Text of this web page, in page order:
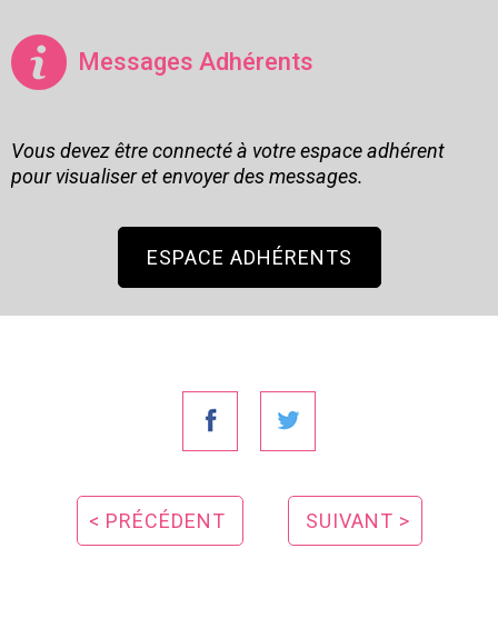
Messages Adhérents
Vous devez être connecté à votre espace adhérent
pour visualiser et envoyer des messages.
ESPACE ADHÉRENTS
< PRÉCÉDENT SUIVANT >